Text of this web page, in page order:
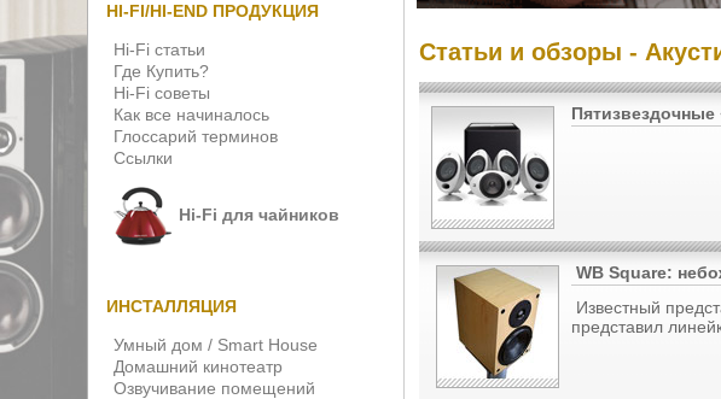
HI-FI/HI-END ПРОДУКЦИЯ
Hi-Fi статьи
Где Купить?
Hi-Fi советы
Как все начиналось
Глоссарий терминов
Ссылки
Hi-Fi для чайников
ИНСТАЛЛЯЦИЯ
Умный дом / Smart House
Домашний кинотеатр
Озвучивание помещений
Статьи и обзоры -
Пятизвездочные
WB Square:
Известный
представил